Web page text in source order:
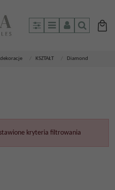
PanelMenuPanelSzukaj
KSZTAŁT Diamond
kryteria filtrowania